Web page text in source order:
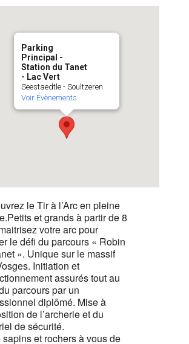
Parking
Principal -
Station du Tanet
- Lac Vert
Seestaedtle - Soultzeren
Voir Évènements
le Tir à l’Arc en pleine
et grands à partir de 8
votre arc pour
le défi du parcours « Robin
». Unique sur le massif
Initiation et
assurés tout au
parcours par un
diplômé. Mise à
de l’archerie et du
de sécurité.
sapins et rochers à vous de